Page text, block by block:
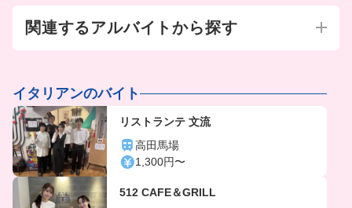
関連するアルバイトから探す
イタリアンのバイト
リストランテ 文流
高田馬場
1,300円〜
512 CAFE＆GRILL